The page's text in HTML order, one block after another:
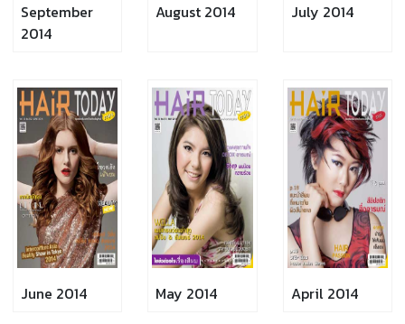
September
2014
August 2014 July 2014
June 2014 May 2014 April 2014